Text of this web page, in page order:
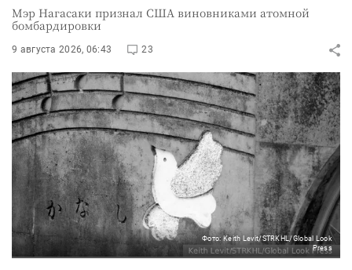
Мэр Нагасаки признал США виновниками атомной
бомбардировки
9 августа 2026, 06:43 23
Фото: Keith Levit/STRKHL/Global Look
Press